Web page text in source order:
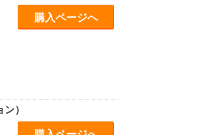
購入ページへ
）